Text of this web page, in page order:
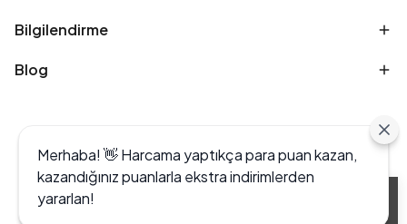
Bilgilendirme
Blog
Merhaba! 👋 Harcama yaptıkça para puan kazan,
kazandığınız puanlarla ekstra indirimlerden
yararlan!